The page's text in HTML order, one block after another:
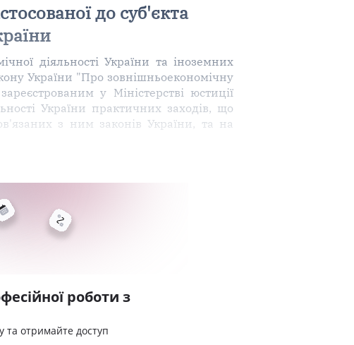
до суб'єкта
діяльності України та іноземних
України "Про зовнішньоекономічну
у Міністерстві юстиції
України практичних заходів, що
з ним законів України, та на
роботи з
та отримайте доступ